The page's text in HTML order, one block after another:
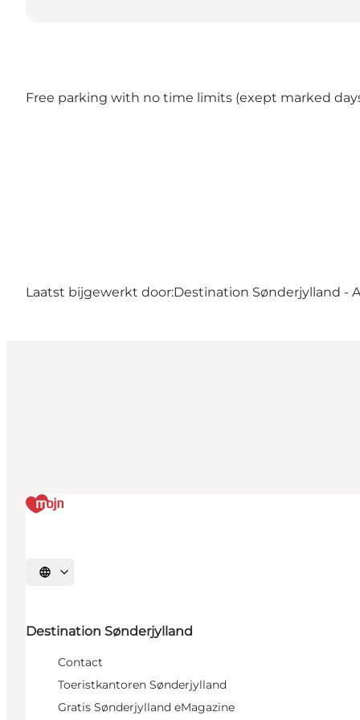
Free parking with no time limits (exept marked
Laatst bijgewerkt door:Destination Sønderjylland -
Selecteer taal
Destination Sønderjylland
Contact
Toeristkantoren Sønderjylland
Gratis Sønderjylland eMagazine